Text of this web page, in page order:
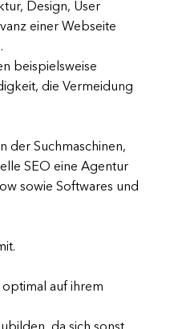
Design, User
einer Webseite
beispielsweise
die Vermeidung
der Suchmaschinen,
SEO eine Agentur
sowie Softwares und
auf ihrem